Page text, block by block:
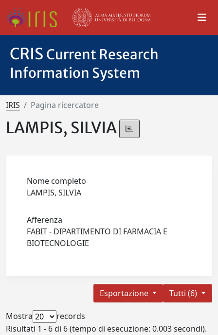
CRIS Current Research
Information System
IRIS Pagina ricercatore
LAMPIS, SILVIA
Nome completo
LAMPIS, SILVIA
Afferenza
FABIT - DIPARTIMENTO DI FARMACIA E
BIOTECNOLOGIE
Tutti (6)
Esportazione
Mostra
records
Risultati 1 - 6 di 6 (tempo di esecuzione: 0.003 secondi).